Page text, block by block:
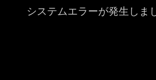
システムエラーが発生しま